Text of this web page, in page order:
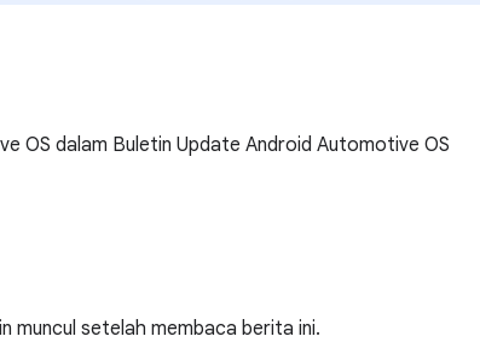
OS dalam Buletin Update Android Automotive OS
muncul setelah membaca berita ini.